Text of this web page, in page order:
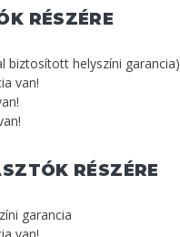
RÉSZÉRE
biztosított helyszíni garancia)
van!
RÉSZÉRE
garancia